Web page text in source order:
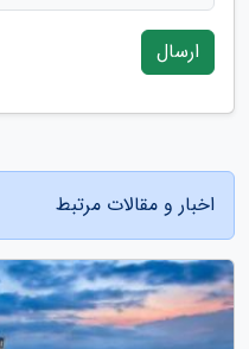
ارسال
اخبار و مقالات مرتبط